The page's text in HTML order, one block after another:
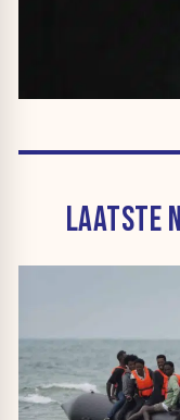
LAATSTE